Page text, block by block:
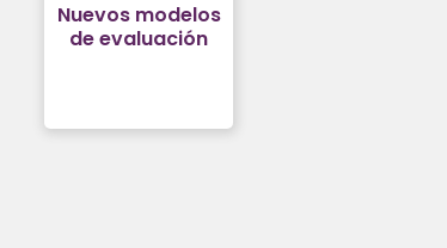
Nuevos modelos
de evaluación